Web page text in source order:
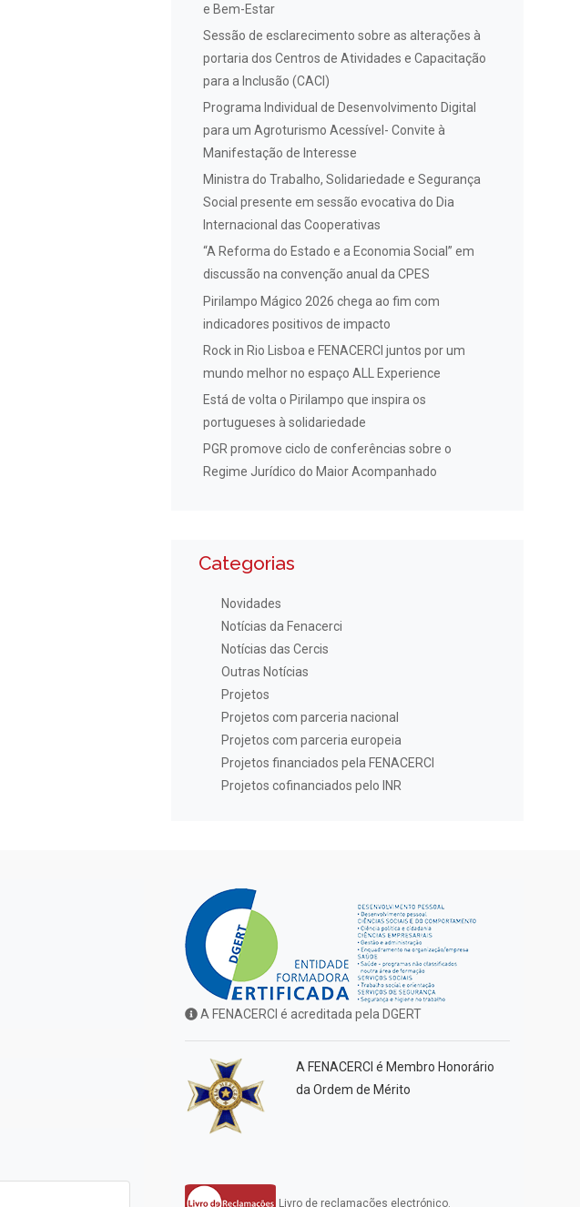
e Bem-Estar
Sessão de esclarecimento sobre as alterações à
portaria dos Centros de Atividades e Capacitação
para a Inclusão (CACI)
Programa Individual de Desenvolvimento Digital
para um Agroturismo Acessível- Convite à
Manifestação de Interesse
Ministra do Trabalho, Solidariedade e Segurança
Social presente em sessão evocativa do Dia
Internacional das Cooperativas
“A Reforma do Estado e a Economia Social” em
discussão na convenção anual da CPES
Pirilampo Mágico 2026 chega ao fim com
indicadores positivos de impacto
Rock in Rio Lisboa e FENACERCI juntos por um
mundo melhor no espaço ALL Experience
Está de volta o Pirilampo que inspira os
portugueses à solidariedade
PGR promove ciclo de conferências sobre o
Regime Jurídico do Maior Acompanhado
Categorias
Novidades
Notícias da Fenacerci
Notícias das Cercis
Outras Notícias
Projetos
Projetos com parceria nacional
Projetos com parceria europeia
Projetos financiados pela FENACERCI
Projetos cofinanciados pelo INR
A FENACERCI é acreditada pela DGERT
A FENACERCI é Membro Honorário
da Ordem de Mérito
Livro de reclamações electrónico.